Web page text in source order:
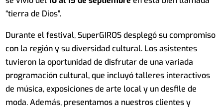
“tierra de Dios”.
Durante el festival, SuperGIROS desplegó su compromiso
con la región y su diversidad cultural. Los asistentes
tuvieron la oportunidad de disfrutar de una variada
programación cultural, que incluyó talleres interactivos
de música, exposiciones de arte local y un desfile de
moda. Además, presentamos a nuestros clientes y